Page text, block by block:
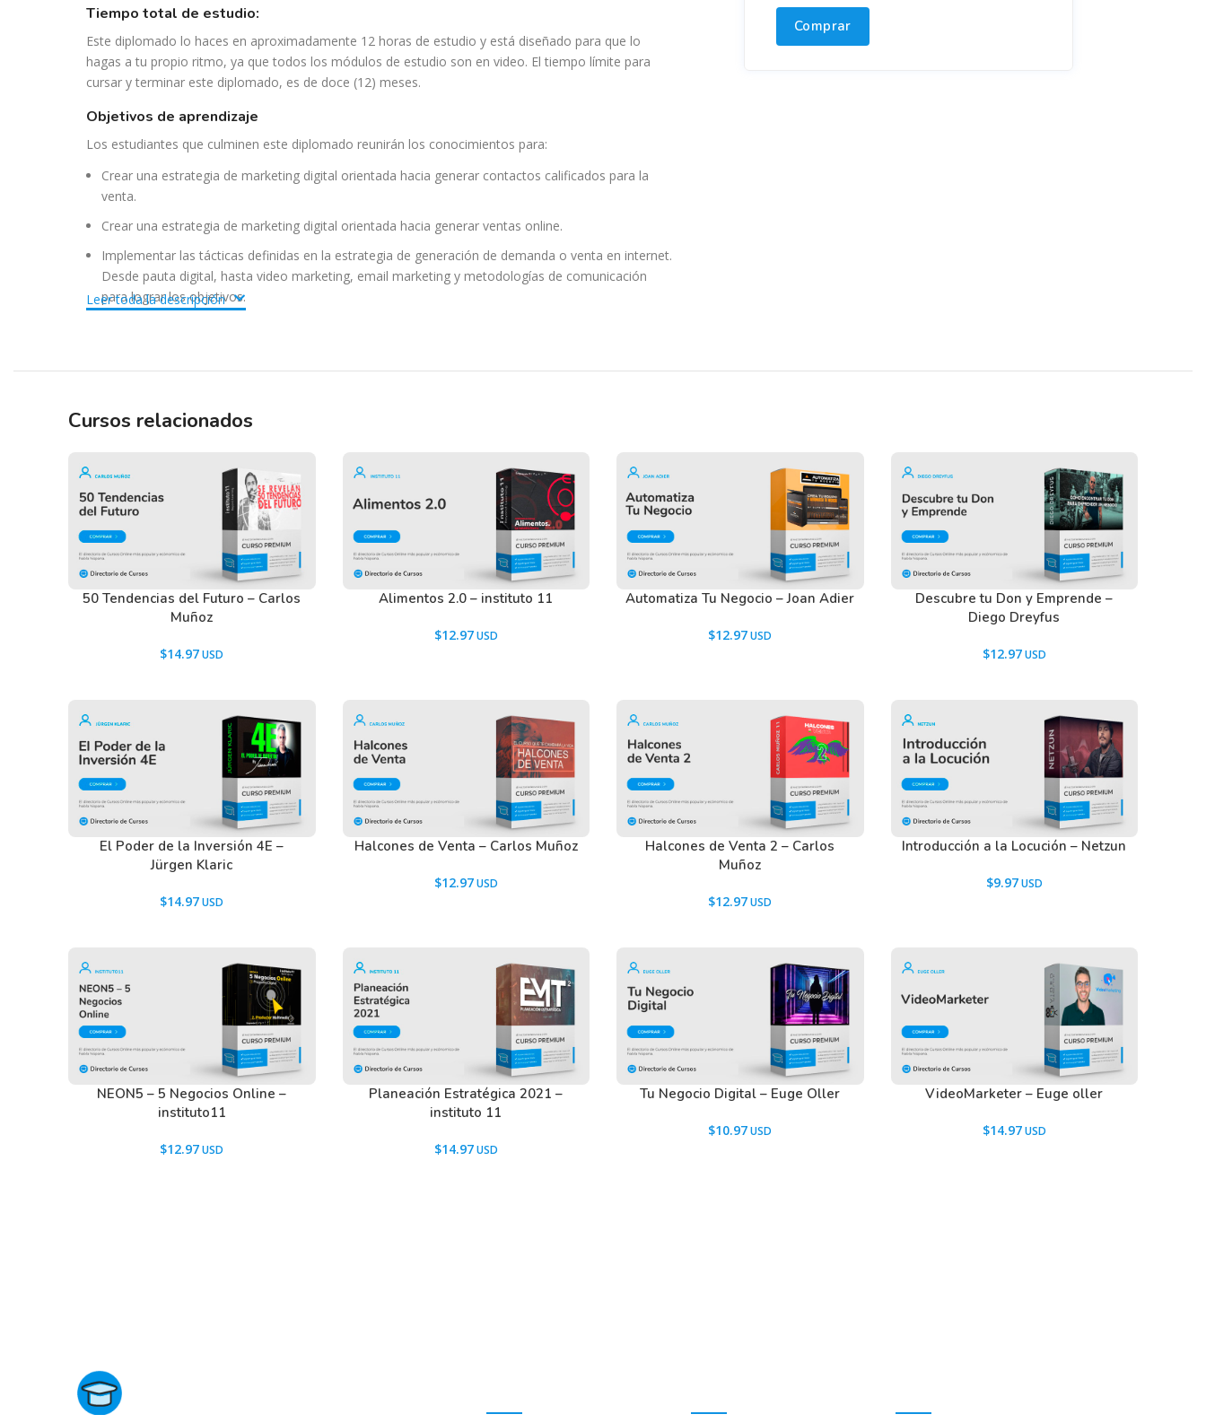
tiempo total de estudio:
Este diplomado lo haces en aproximadamente 12 horas de estudio y está diseñado para que lo
hagas a tu propio ritmo, ya que todos los módulos de estudio son en video. El tiempo límite para
cursar y terminar este diplomado, es de doce (12) meses.
objetivos de aprendizaje
Los estudiantes que culminen este diplomado reunirán los conocimientos para:
Crear una estrategia de marketing digital orientada hacia generar contactos calificados para la
venta.
Crear una estrategia de marketing digital orientada hacia generar ventas online.
Implementar las tácticas definidas en la estrategia de generación de demanda o venta en internet.
Desde pauta digital, hasta video marketing, email marketing y metodologías de comunicación
para lograr los objetivos.
descargar los recursos WordPress.
Leer toda la descripción
Comprar
Cursos relacionados
50 Tendencias del Futuro – Carlos
Muñoz
$14.97
Alimentos 2.0 – instituto 11
$12.97
Automatiza Tu Negocio – Joan Adier
$12.97
Descubre tu Don y Emprende –
Diego Dreyfus
$12.97
El Poder de la Inversión 4E –
Jürgen Klaric
$14.97
Halcones de Venta – Carlos Muñoz
$12.97
Halcones de Venta 2 – Carlos
Muñoz
$12.97
Introducción a la Locución – Netzun
$9.97
NEON5 – 5 Negocios Online –
instituto11
$12.97
Planeación Estratégica 2021 –
instituto 11
$14.97
Tu Negocio Digital – Euge Oller
$10.97
VideoMarketer – Euge oller
$14.97